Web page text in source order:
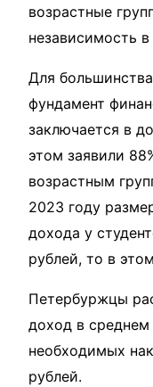
возрастные
независимость в
Для
фундамент
заключается в
этом заявили
возрастным
2023 году
дохода у
рублей, то в
Петербуржцы
доход в
необходимых
рублей.